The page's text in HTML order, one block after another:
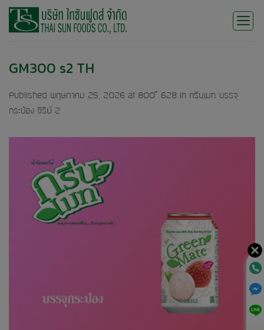
Skip
GM300 s2 TH
Published พฤษภาคม 25, 2026 at 800 × 628 in กรีนเมท บรรจุ
กระป๋อง ซีรีย์ 2